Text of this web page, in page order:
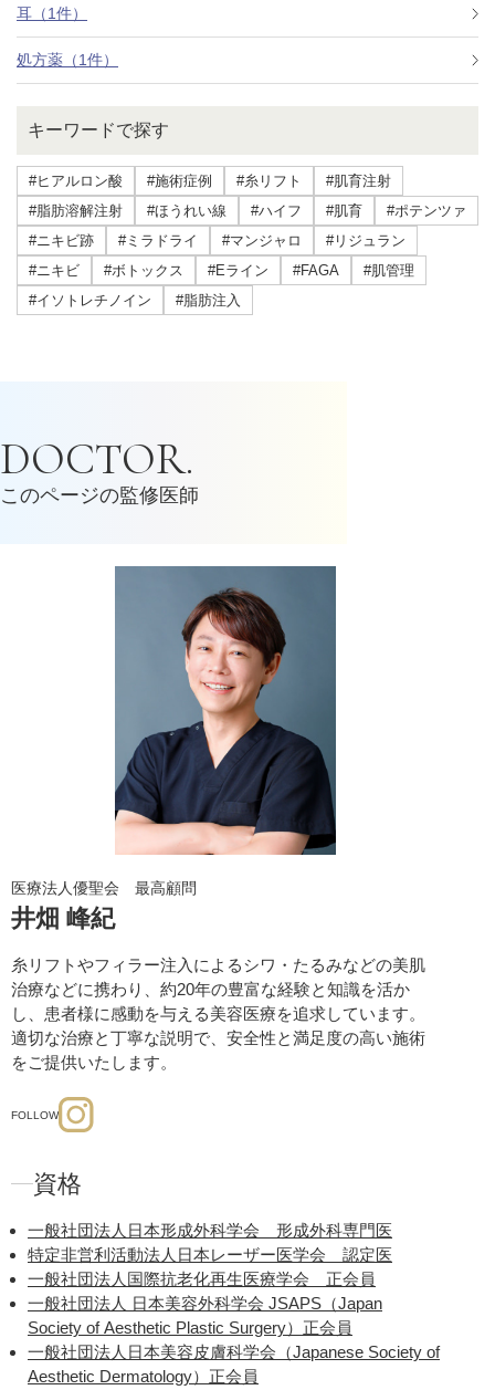
耳（1件）
処方薬（1件）
キーワードで探す
#ヒアルロン酸 #施術症例 #糸リフト
#肌育注射
#脂肪溶解注射
#ほうれい線 #ハイフ #肌育
#ポテンツァ
#ニキビ跡
#ミラドライ #マンジャロ
#リジュラン
#ニキビ
#ボトックス #Eライン #FAGA
#肌管理
#イソトレチノイン
#脂肪注入
DOCTOR.
このページの監修医師
医療法人優聖会 最高顧問
井畑 峰紀
糸リフトやフィラー注入によるシワ・たるみなどの美肌
治療などに携わり、約20年の豊富な経験と知識を活か
し、患者様に感動を与える美容医療を追求しています。
適切な治療と丁寧な説明で、安全性と満足度の高い施術
をご提供いたします。
FOLLOW
資格
一般社団法人日本形成外科学会 形成外科専門医
特定非営利活動法人日本レーザー医学会 認定医
一般社団法人国際抗老化再生医療学会 正会員
一般社団法人 日本美容外科学会 JSAPS（Japan
Society of Aesthetic Plastic Surgery）正会員
一般社団法人日本美容皮膚科学会（Japanese Society of
Aesthetic Dermatology）正会員